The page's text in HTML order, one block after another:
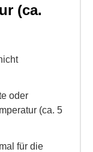
(ca.
oder
(ca. 5
für die